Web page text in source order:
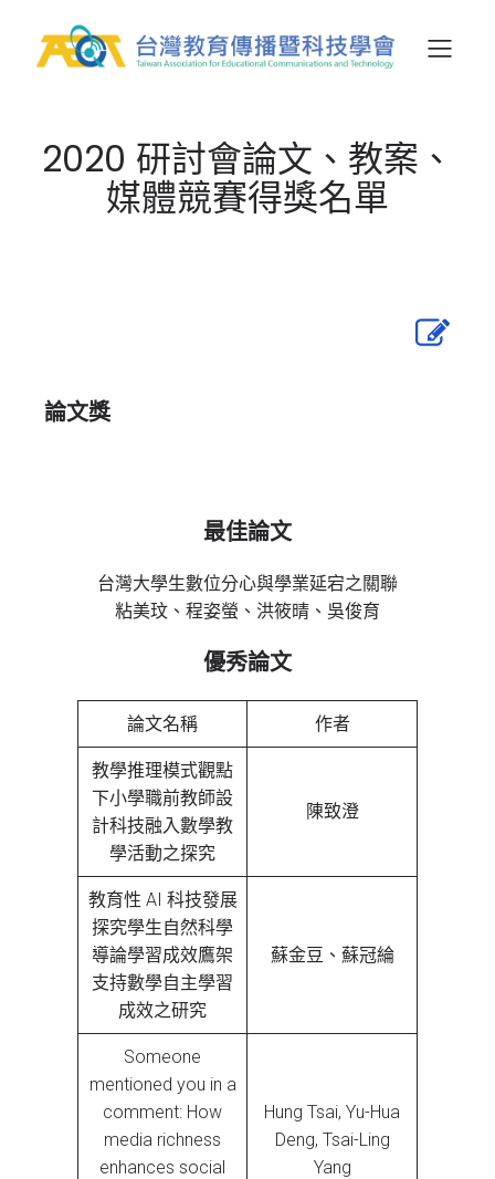
2020 研討會論文、教案、
媒體競賽得獎名單
論文獎
最佳論文
台灣大學生數位分心與學業延宕之關聯
粘美玟、程姿螢、洪筱晴、吳俊育
優秀論文
論文名稱 作者
教學推理模式觀點
下小學職前教師設
計科技融入數學教
學活動之探究
陳致澄
教育性 AI 科技發展
探究學生自然科學
導論學習成效鷹架
支持數學自主學習
成效之研究
蘇金豆、蘇冠綸
Someone
mentioned you in a
comment: How
media richness
enhances social
Hung Tsai, Yu-Hua
Deng, Tsai-Ling
Yang